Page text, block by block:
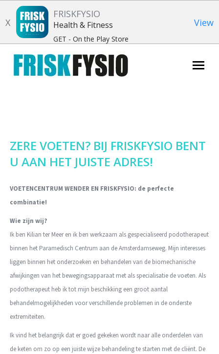
X
FRISKFYSIO
Health & Fitness
GET - On the Play Store
View
ZERE VOETEN? BIJ FRISKFYSIO BENT
U AAN HET JUISTE ADRES!
VOETENCENTRUM WENDER EN FRISKFYSIO: de perfecte
combinatie!
Wie zijn wij?
Ik ben Kilian ter Meer en ik ben werkzaam als gespecialiseerd podotherapeut
binnen het Paramedisch Centrum aan de Amsterdamseweg. Mijn interesses
liggen binnen het onderzoeken en behandelen van de biomechanische
afwijkingen van het bewegingsapparaat met als specialisatie de voeten. Als
podotherapeut heb ik tot mijn beschikking een groot aantal
behandelmogelijkheden voor verschillende problemen in de onderste
extremiteiten.
Ik vind het belangrijk dat er goed gekeken wordt naar alle onderdelen van
de keten om zo op een juiste wijze behandeling te starten met de cliënt. De